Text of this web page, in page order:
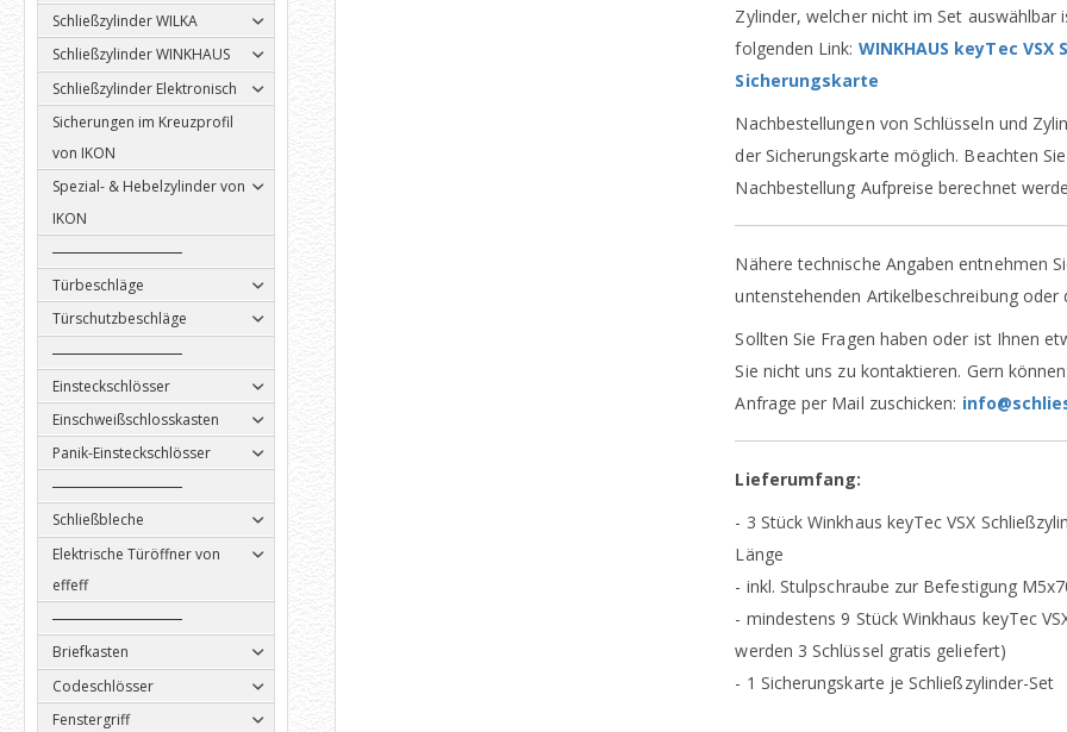
Zylinder, welcher nicht im Set auswählbar
folgenden Link: WINKHAUS keyTec
Sicherungskarte
Nachbestellungen von Schlüsseln und
der Sicherungskarte möglich. Beachten
Nachbestellung Aufpreise berechnet
Nähere technische Angaben entnehmen
untenstehenden Artikelbeschreibung
Sollten Sie Fragen haben oder ist Ihnen
Sie nicht uns zu kontaktieren. Gern
Anfrage per Mail zuschicken:
Lieferumfang:
- 3 Stück Winkhaus keyTec VSX
Länge
- inkl. Stulpschraube zur Befestigung
- mindestens 9 Stück Winkhaus keyTec
werden 3 Schlüssel gratis geliefert)
- 1 Sicherungskarte je Schließzylinder-Set
Schließzylinder WILKA
Schließzylinder WINKHAUS
Schließzylinder Elektronisch
Sicherungen im Kreuzprofil
von IKON
Spezial- & Hebelzylinder von
IKON
Türbeschläge
Türschutzbeschläge
Einsteckschlösser
Einschweißschlosskasten
Panik-Einsteckschlösser
Schließbleche
Elektrische Türöffner von
effeff
Briefkasten
Codeschlösser
Fenstergriff